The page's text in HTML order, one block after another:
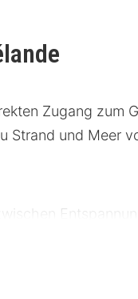
Zugang zum
und Meer
verschiedene